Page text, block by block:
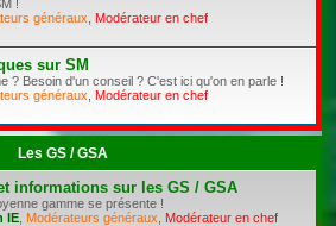
!
généraux
Modérateur en chef
sur SM
? Besoin d'un conseil ? C'est ici qu'on en parle !
généraux
Modérateur en chef
Les GS / GSA
informations sur les GS / GSA
gamme se présente !
IE Modérateurs généraux
Modérateur en chef